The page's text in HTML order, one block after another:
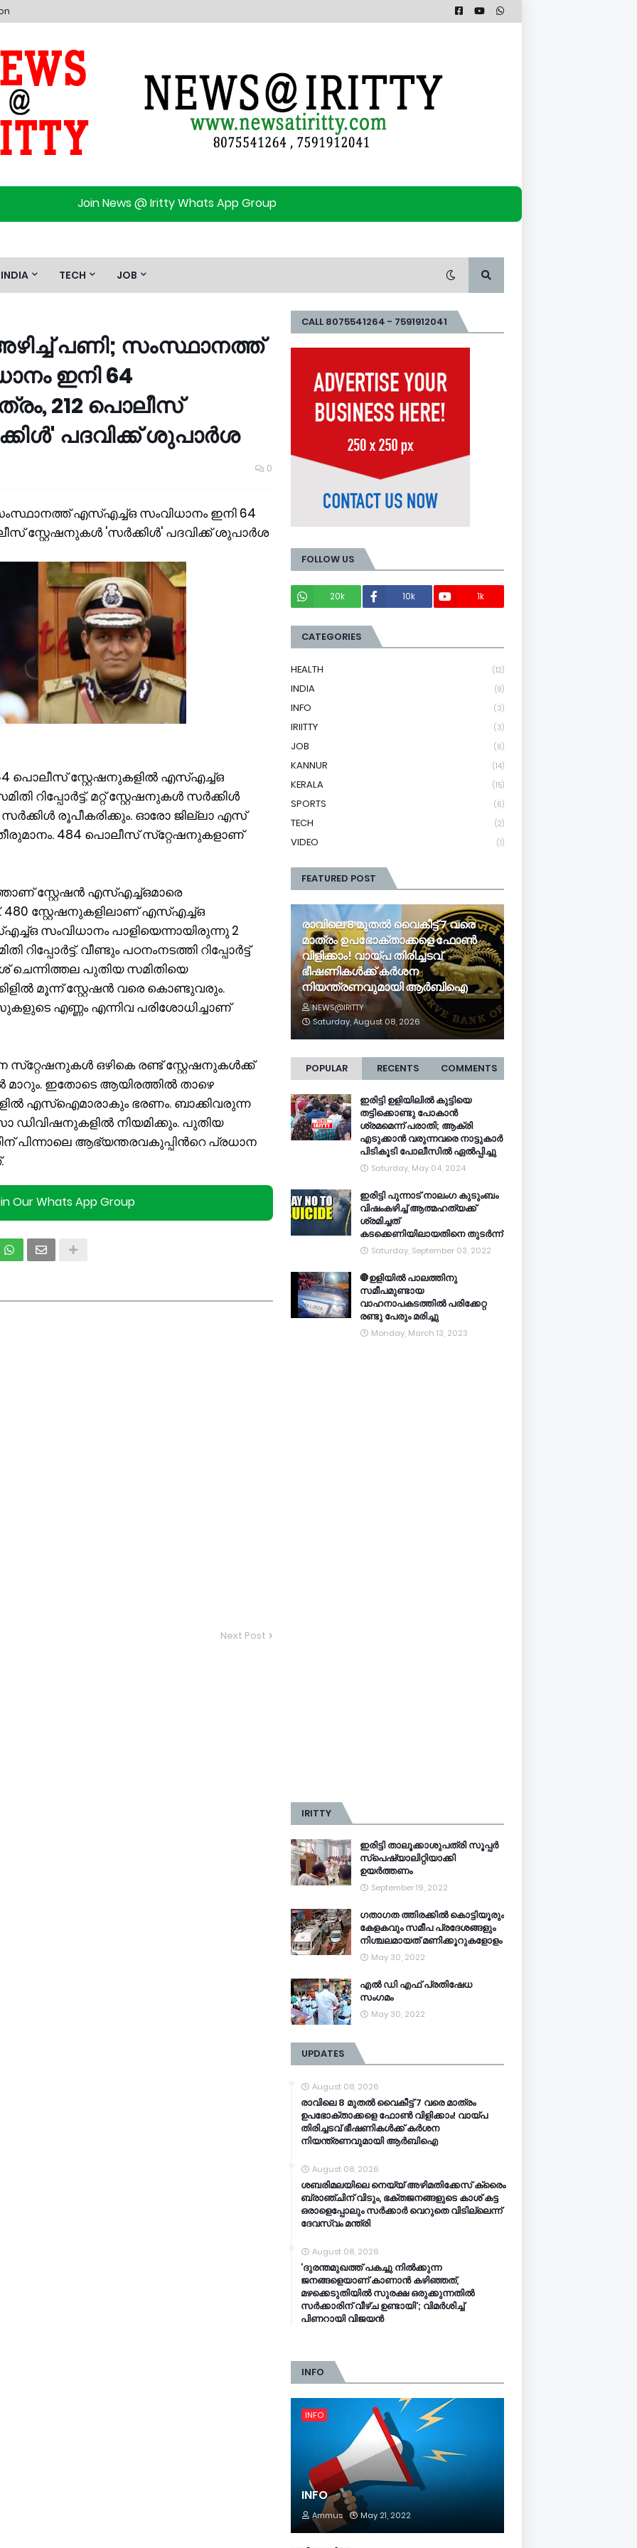
Join News @ Iritty Whats App Group
INDIA TECH JOB
പണി; സംസ്ഥാനത്ത്
ഇനി 64
212 പൊലീസ്
പദവിക്ക് ശുപാർശ
0
എസ്എച്ച്ഒ സംവിധാനം ഇനി 64
സ്റ്റേഷനുകൾ 'സർക്കിൾ' പദവിക്ക് ശുപാർശ
പൊലീസ് സ്റ്റേഷനുകളിൽ എസ്എച്ച്ഒ
റിപ്പോർട്ട്. മറ്റ് സ്റ്റേഷനുകൾ സർക്കിൾ
സർക്കിൾ രൂപീകരിക്കും. ഓരോ ജില്ലാ എസ്
484 പൊലീസ് സ്‌റ്റേഷനുകളാണ്
സ്റ്റേഷൻ എസ്എച്ച്ഒമാരെ
480 സ്റ്റേഷനുകളിലാണ് എസ്എച്ച്ഒ
സംവിധാനം പാളിയെന്നായിരുന്നു 2
റിപ്പോർട്ട്. വീണ്ടും പഠനംനടത്തി റിപ്പോർട്ട്
ചെന്നിത്തല പുതിയ സമിതിയെ
മൂന്ന് സ്റ്റേഷൻ വരെ കൊണ്ടുവരും.
എണ്ണം എന്നിവ പരിശോധിച്ചാണ്
സ്‌റ്റേഷനുകൾ ഒഴികെ രണ്ട് സ്റ്റേഷനുകൾക്ക്
ഇതോടെ ആയിരത്തിൽ താഴെ
എസ്ഐമാരാകും ഭരണം. ബാക്കിവരുന്ന
നിയമിക്കും. പുതിയ
പിന്നാലെ ആഭ്യന്തരവകുപ്പിന്‍റെ പ്രധാന
Our Whats App Group
Next Post
CALL 8075541264 - 7591912041
FOLLOW US
20k
10k 1k
CATEGORIES
HEALTH (12)
INDIA (9)
INFO (3)
IRIITTY (3)
JOB (6)
KANNUR (14)
KERALA (15)
SPORTS (6)
TECH (2)
VIDEO (1)
FEATURED POST
രാവിലെ 8 മുതൽ വൈകീട്ട് 7 വരെ
മാത്രം ഉപഭോക്താക്കളെ ഫോൺ
വിളിക്കാം! വായ്പ തിരിച്ചടവ്
ഭീഷണികൾക്ക് കർശന
നിയന്ത്രണവുമായി ആർബിഐ
NEWS@IRITTY
Saturday, August 08, 2026
POPULAR RECENTS COMMENTS
ഇരിട്ടി ഉളിയിലിൽ കുട്ടിയെ
തട്ടിക്കൊണ്ടു പോകാൻ
ശ്രമമെന്ന് പരാതി; ആക്രി
എടുക്കാൻ വരുന്നവരെ നാട്ടുകാർ
പിടികൂടി പോലീസിൽ ഏൽപ്പിച്ചു
Saturday, May 04, 2024
ഇരിട്ടി പുന്നാട് നാലംഗ കുടുംബം
വിഷംകഴിച്ച്‌ ആത്മഹത്യക്ക്
ശ്രമിച്ചത്
കടക്കെണിയിലായതിനെ തുടർന്ന്
Saturday, September 03, 2022
🛑ഉളിയിൽ പാലത്തിനു
സമീപമുണ്ടായ
വാഹനാപകടത്തിൽ പരിക്കേറ്റ
രണ്ടു പേരും മരിച്ചു
Monday, March 13, 2023
IRITTY
ഇരിട്ടി താലൂക്കാശുപത്രി സൂപ്പർ
സ്‌പെഷ്യാലിറ്റിയാക്കി
ഉയർത്തണം
September 19, 2022
ഗതാഗത ത്തിരക്കിൽ കൊട്ടിയൂരും
കേളകവും സമീപ പ്രദേശങ്ങളും
നിശ്ചലമായത് മണിക്കൂറുകളോളം
May 30, 2022
എൽ ഡി എഫ് പ്രതിഷേധ
സംഗമം
May 30, 2022
UPDATES
August 08, 2026
രാവിലെ 8 മുതൽ വൈകീട്ട് 7 വരെ മാത്രം
ഉപഭോക്താക്കളെ ഫോൺ വിളിക്കാം! വായ്പ
തിരിച്ചടവ് ഭീഷണികൾക്ക് കർശന
നിയന്ത്രണവുമായി ആർബിഐ
August 08, 2026
ശബരിമലയിലെ നെയ്യ് അഴിമതിക്കേസ് ക്രൈം
ബ്രാഞ്ചിന് വിടും, ഭക്തജനങ്ങളുടെ കാശ് കട്ട
ഒരാളെപ്പോലും സർക്കാർ വെറുതെ വിടില്ലെന്ന്
ദേവസ്വം മന്ത്രി
August 08, 2026
‘ദുരന്തമുഖത്ത് പകച്ചു നിൽക്കുന്ന
ജനങ്ങളെയാണ് കാണാൻ കഴിഞ്ഞത്,
മഴക്കെടുതിയിൽ സുരക്ഷ ഒരുക്കുന്നതിൽ
സർക്കാരിന് വീഴ്ച ഉണ്ടായി’; വിമർശിച്ച്
പിണറായി വിജയൻ
INFO
INFO
INFO
Ammus May 21, 2022